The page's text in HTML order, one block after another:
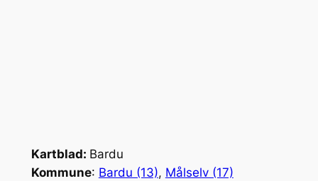
Kartblad: Bardu
Kommune: Bardu (13), Målselv (17)